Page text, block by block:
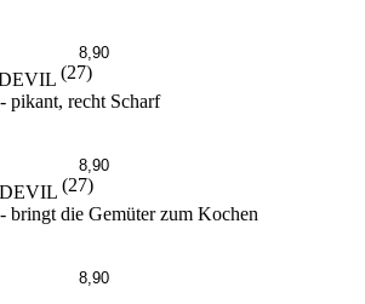
8,90
(27)
pikant, recht Scharf
8,90
(27)
bringt die Gemüter zum Kochen
8,90